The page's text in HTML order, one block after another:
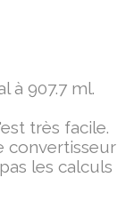
à 907.7 ml.
très facile.
convertisseur
les calculs